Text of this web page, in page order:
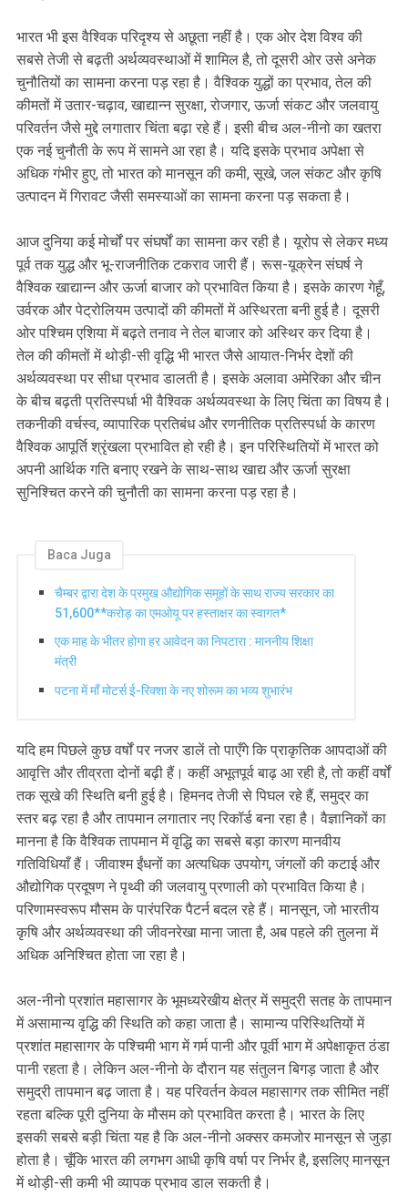
भारत भी इस वैश्विक परिदृश्य से अछूता नहीं है। एक ओर देश विश्व की
सबसे तेजी से बढ़ती अर्थव्यवस्थाओं में शामिल है, तो दूसरी ओर उसे अनेक
चुनौतियों का सामना करना पड़ रहा है। वैश्विक युद्धों का प्रभाव, तेल की
कीमतों में उतार-चढ़ाव, खाद्यान्न सुरक्षा, रोजगार, ऊर्जा संकट और जलवायु
परिवर्तन जैसे मुद्दे लगातार चिंता बढ़ा रहे हैं। इसी बीच अल-नीनो का खतरा
एक नई चुनौती के रूप में सामने आ रहा है। यदि इसके प्रभाव अपेक्षा से
अधिक गंभीर हुए, तो भारत को मानसून की कमी, सूखे, जल संकट और कृषि
उत्पादन में गिरावट जैसी समस्याओं का सामना करना पड़ सकता है।
आज दुनिया कई मोर्चों पर संघर्षों का सामना कर रही है। यूरोप से लेकर मध्य
पूर्व तक युद्ध और भू-राजनीतिक टकराव जारी हैं। रूस-यूक्रेन संघर्ष ने
वैश्विक खाद्यान्न और ऊर्जा बाजार को प्रभावित किया है। इसके कारण गेहूँ,
उर्वरक और पेट्रोलियम उत्पादों की कीमतों में अस्थिरता बनी हुई है। दूसरी
ओर पश्चिम एशिया में बढ़ते तनाव ने तेल बाजार को अस्थिर कर दिया है।
तेल की कीमतों में थोड़ी-सी वृद्धि भी भारत जैसे आयात-निर्भर देशों की
अर्थव्यवस्था पर सीधा प्रभाव डालती है। इसके अलावा अमेरिका और चीन
के बीच बढ़ती प्रतिस्पर्धा भी वैश्विक अर्थव्यवस्था के लिए चिंता का विषय है।
तकनीकी वर्चस्व, व्यापारिक प्रतिबंध और रणनीतिक प्रतिस्पर्धा के कारण
वैश्विक आपूर्ति श्रृंखला प्रभावित हो रही है। इन परिस्थितियों में भारत को
अपनी आर्थिक गति बनाए रखने के साथ-साथ खाद्य और ऊर्जा सुरक्षा
सुनिश्चित करने की चुनौती का सामना करना पड़ रहा है।
Baca Juga
चैम्बर द्वारा देश के प्रमुख औद्योगिक समूहों के साथ राज्य सरकार का
51,600**करोड़ का एमओयू पर हस्ताक्षर का स्वागत*
एक माह के भीतर होगा हर आवेदन का निपटारा : माननीय शिक्षा
मंत्री
पटना में माँ मोटर्स ई-रिक्शा के नए शोरूम का भव्य शुभारंभ
यदि हम पिछले कुछ वर्षों पर नजर डालें तो पाएँगे कि प्राकृतिक आपदाओं की
आवृत्ति और तीव्रता दोनों बढ़ी हैं। कहीं अभूतपूर्व बाढ़ आ रही है, तो कहीं वर्षों
तक सूखे की स्थिति बनी हुई है। हिमनद तेजी से पिघल रहे हैं, समुद्र का
स्तर बढ़ रहा है और तापमान लगातार नए रिकॉर्ड बना रहा है। वैज्ञानिकों का
मानना है कि वैश्विक तापमान में वृद्धि का सबसे बड़ा कारण मानवीय
गतिविधियाँ हैं। जीवाश्म ईंधनों का अत्यधिक उपयोग, जंगलों की कटाई और
औद्योगिक प्रदूषण ने पृथ्वी की जलवायु प्रणाली को प्रभावित किया है।
परिणामस्वरूप मौसम के पारंपरिक पैटर्न बदल रहे हैं। मानसून, जो भारतीय
कृषि और अर्थव्यवस्था की जीवनरेखा माना जाता है, अब पहले की तुलना में
अधिक अनिश्चित होता जा रहा है।
अल-नीनो प्रशांत महासागर के भूमध्यरेखीय क्षेत्र में समुद्री सतह के तापमान
में असामान्य वृद्धि की स्थिति को कहा जाता है। सामान्य परिस्थितियों में
प्रशांत महासागर के पश्चिमी भाग में गर्म पानी और पूर्वी भाग में अपेक्षाकृत ठंडा
पानी रहता है। लेकिन अल-नीनो के दौरान यह संतुलन बिगड़ जाता है और
समुद्री तापमान बढ़ जाता है। यह परिवर्तन केवल महासागर तक सीमित नहीं
रहता बल्कि पूरी दुनिया के मौसम को प्रभावित करता है। भारत के लिए
इसकी सबसे बड़ी चिंता यह है कि अल-नीनो अक्सर कमजोर मानसून से जुड़ा
होता है। चूँकि भारत की लगभग आधी कृषि वर्षा पर निर्भर है, इसलिए मानसून
में थोड़ी-सी कमी भी व्यापक प्रभाव डाल सकती है।